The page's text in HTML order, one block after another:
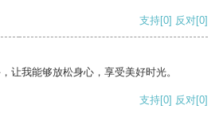
支持[0] 反对[0]
让我能够放松身心，享受美好时光。
支持[0] 反对[0]